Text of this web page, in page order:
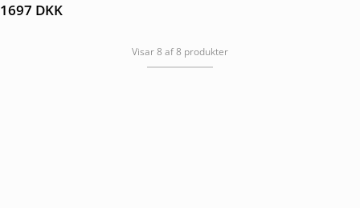
1697 DKK
Visar 8 af 8 produkter